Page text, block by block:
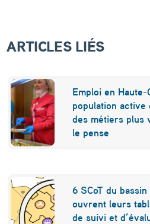
u
l
o
u
s
e
ARTICLES LIÉS
Emploi en Haute-
population
des métiers plus
le pense
6 SCoT du
ouvrent leurs
de suivi et